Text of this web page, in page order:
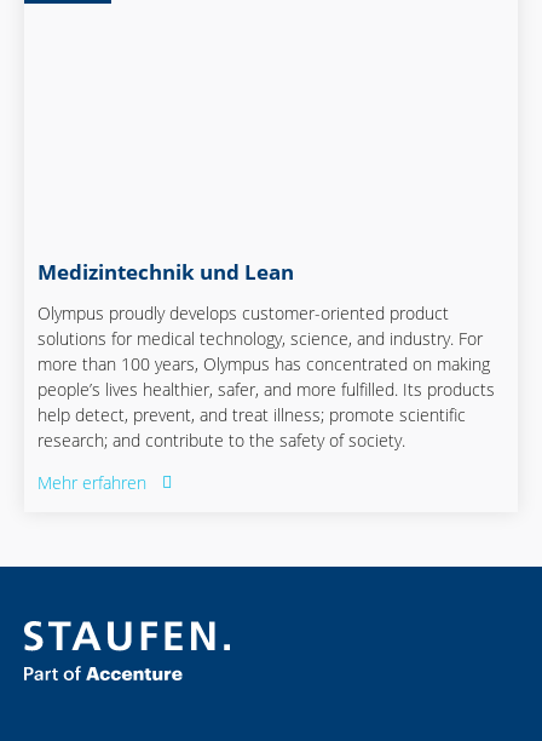
Medizintechnik und Lean
Olympus proudly develops customer-oriented product
solutions for medical technology, science, and industry. For
more than 100 years, Olympus has concentrated on making
people’s lives healthier, safer, and more fulfilled. Its products
help detect, prevent, and treat illness; promote scientific
research; and contribute to the safety of society.
Mehr erfahren